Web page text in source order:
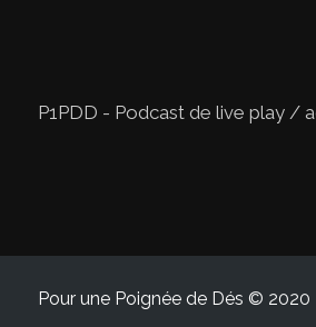
P1PDD - Podcast de live play /
Pour une Poignée de Dés © 2020